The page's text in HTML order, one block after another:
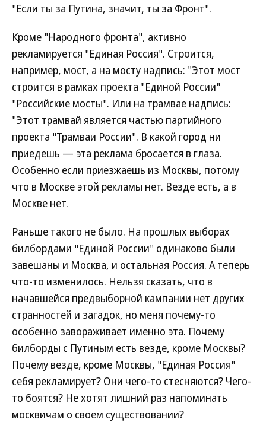
"Если ты за Путина, значит, ты за Фронт".
Кроме "Народного фронта", активно
рекламируется "Единая Россия". Строится,
например, мост, а на мосту надпись: "Этот мост
строится в рамках проекта "Единой России"
"Российские мосты". Или на трамвае надпись:
"Этот трамвай является частью партийного
проекта "Трамваи России". В какой город ни
приедешь — эта реклама бросается в глаза.
Особенно если приезжаешь из Москвы, потому
что в Москве этой рекламы нет. Везде есть, а в
Москве нет.
Раньше такого не было. На прошлых выборах
билбордами "Единой России" одинаково были
завешаны и Москва, и остальная Россия. А теперь
что-то изменилось. Нельзя сказать, что в
начавшейся предвыборной кампании нет других
странностей и загадок, но меня почему-то
особенно завораживает именно эта. Почему
билборды с Путиным есть везде, кроме Москвы?
Почему везде, кроме Москвы, "Единая Россия"
себя рекламирует? Они чего-то стесняются? Чего-
то боятся? Не хотят лишний раз напоминать
москвичам о своем существовании?